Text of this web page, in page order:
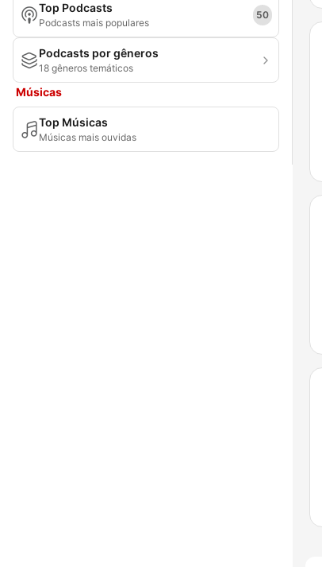
Top Podcasts
Podcasts mais populares
50
Podcasts por gêneros
18 gêneros temáticos
Músicas
Top Músicas
Músicas mais ouvidas